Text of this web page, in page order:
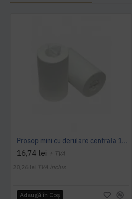
Prosop mini cu derulare centrala 1 pliu, 120 m Tork
16,74 lei + TVA
20,26 lei TVA inclus
Adaugă în Coş